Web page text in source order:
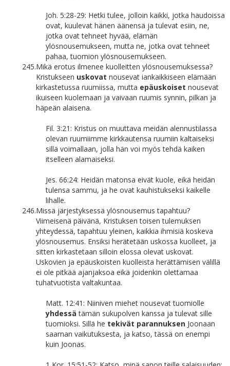
Joh. 5:28-29: Hetki tulee, jolloin kaikki, jotka haudoissa
ovat, kuulevat hänen äänensä ja tulevat esiin, ne,
jotka ovat tehneet hyvää, elämän
ylösnousemukseen, mutta ne, jotka ovat tehneet
pahaa, tuomion ylösnousemukseen.
245.Mikä erotus ilmenee kuolleitten ylösnousemuksessa?
Kristukseen uskovat nousevat iankaikkiseen elämään
kirkastetussa ruumiissa, mutta epäuskoiset nousevat
ikuiseen kuolemaan ja vaivaan ruumis synnin, pilkan ja
häpeän alaisena.
Fil. 3:21: Kristus on muuttava meidän alennustilassa
olevan ruumiimme kirkkautensa ruumiin kaltaiseksi
sillä voimallaan, jolla hän voi myös tehdä kaiken
itselleen alamaiseksi.
Jes. 66:24: Heidän matonsa eivät kuole, eikä heidän
tulensa sammu, ja he ovat kauhistukseksi kaikelle
lihalle.
246.Missä järjestyksessä ylösnousemus tapahtuu?
Viimeisenä päivänä, Kristuksen toisen tulemuksen
yhteydessä, tapahtuu yleinen, kaikkia ihmisiä koskeva
ylösnousemus. Ensiksi herätetään uskossa kuolleet, ja
sitten kirkastetaan silloin elossa olevat uskovat.
Uskovien ja epäuskoisten kuolleista herättämisen välillä
ei ole pitkää ajanjaksoa eikä joidenkin olettamaa
tuhatvuotista valtakuntaa.
Matt. 12:41: Niiniven miehet nousevat tuomiolle
yhdessä tämän sukupolven kanssa ja tulevat sille
tuomioksi. Sillä he tekivät parannuksen Joonaan
saarnan vaikutuksesta, ja katso, tässä on enempi
kuin Joonas.